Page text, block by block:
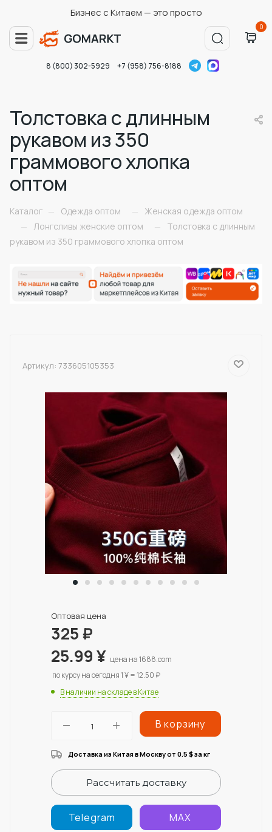
Бизнес с Китаем — это просто
0
8 (800) 302-5929 +7 (958) 756-8188
Толстовка с длинным
рукавом из 350
граммового хлопка
оптом
Каталог — Одежда оптом —
Женская одежда оптом
—
Лонгсливы женские оптом —
Толстовка с длинным
рукавом из 350 граммового хлопка оптом
Артикул: 733605105353
Оптовая цена
325₽
25.99¥ цена на 1688.com
по курсу на сегодня 1 ¥ = 12.50 ₽
В наличии на складе в Китае
В корзину
Доставка из Китая в Москву от 0.5 $за кг
Рассчитать доставку
Telegram MAX